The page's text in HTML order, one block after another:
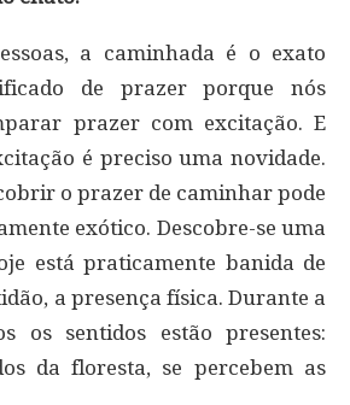
a caminhada é o exato
de prazer porque nós
prazer com excitação. E
é preciso uma novidade.
o prazer de caminhar pode
exótico. Descobre-se uma
está praticamente banida de
a presença física. Durante a
os sentidos estão presentes:
da floresta, se percebem as